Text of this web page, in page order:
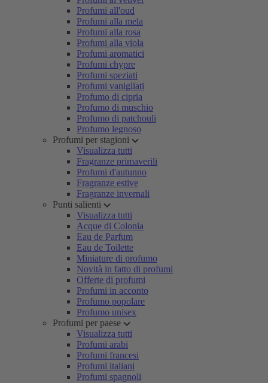
Profumi all'oud
Profumi alla mela
Profumi alla rosa
Profumi alla viola
Profumi aromatici
Profumi chypre
Profumi speziati
Profumi vanigliati
Profumo di cipria
Profumo di muschio
Profumo di patchouli
Profumo legnoso
Profumi per stagioni
Visualizza tutti
Fragranze primaverili
Profumi d'autunno
Fragranze estive
Fragranze invernali
Punti salienti
Visualizza tutti
Acque di Colonia
Eau de Parfum
Eau de Toilette
Miniature di profumo
Novità in fatto di profumi
Offerte di profumi
Profumi in acconto
Profumo popolare
Profumo unisex
Profumi per paese
Visualizza tutti
Profumi arabi
Profumi francesi
Profumi italiani
Profumi spagnoli